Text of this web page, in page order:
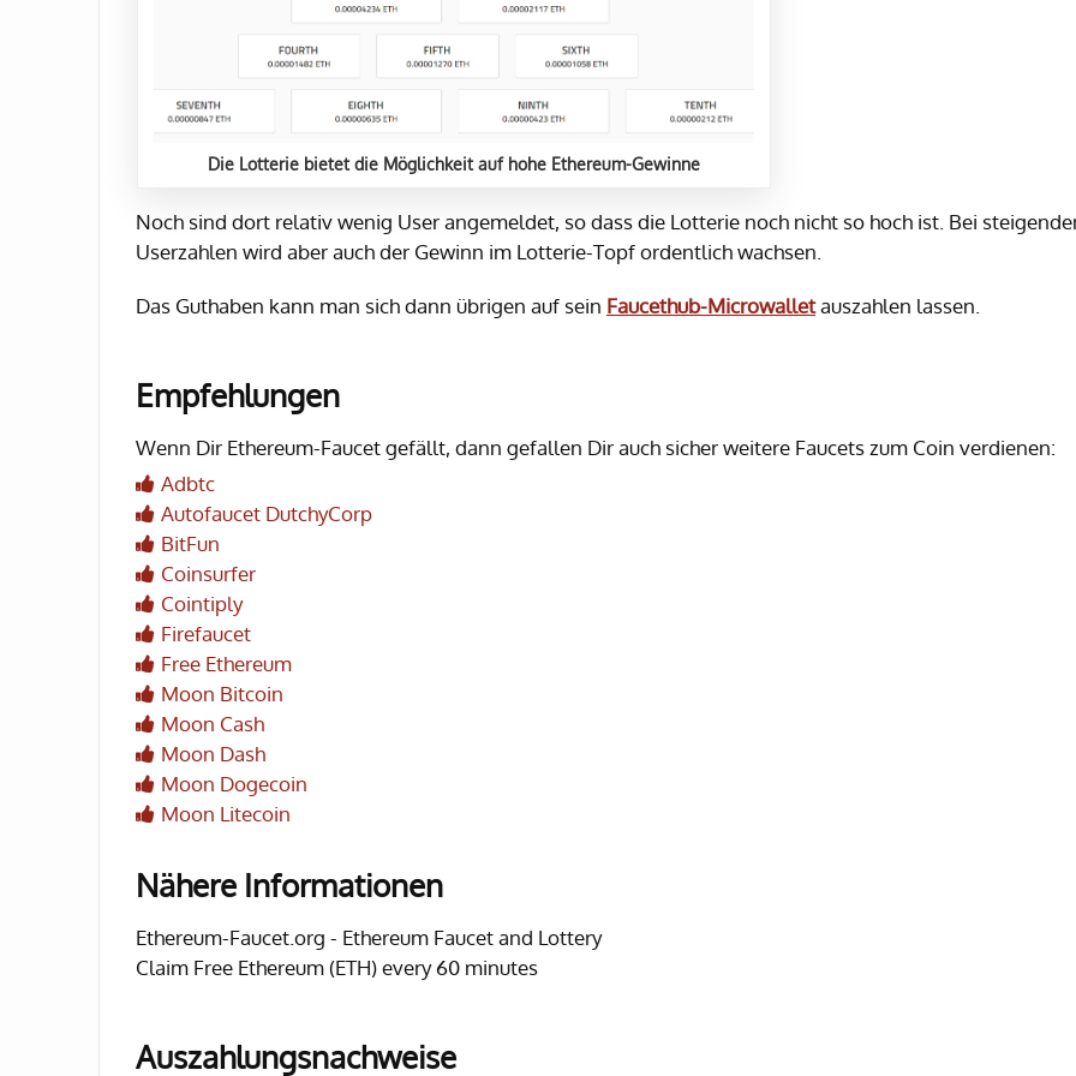
Die Lotterie bietet die Möglichkeit auf hohe Ethereum-Gewinne
Noch sind dort relativ wenig User angemeldet, so dass die Lotterie noch nicht so hoch ist. Bei
Userzahlen wird aber auch der Gewinn im Lotterie-Topf ordentlich wachsen.
Das Guthaben kann man sich dann übrigen auf sein Faucethub-Microwalletauszahlen lassen.
Empfehlungen
Wenn Dir Ethereum-Faucet gefällt, dann gefallen Dir auch sicher weitere Faucets zum Coin verdienen:
Adbtc
Autofaucet DutchyCorp
BitFun
Coinsurfer
Cointiply
Firefaucet
Free Ethereum
Moon Bitcoin
Moon Cash
Moon Dash
Moon Dogecoin
Moon Litecoin
Nähere Informationen
Ethereum-Faucet.org - Ethereum Faucet and Lottery
Claim Free Ethereum (ETH) every 60 minutes
Auszahlungsnachweise